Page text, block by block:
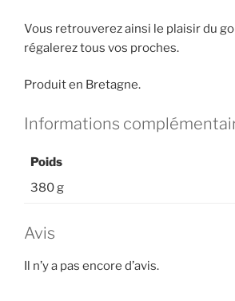
Vous retrouverez ainsi le plaisir du
régalerez tous vos proches.
Produit en Bretagne.
Informations
Poids
380 g
Avis
Il n’y a pas encore d’avis.